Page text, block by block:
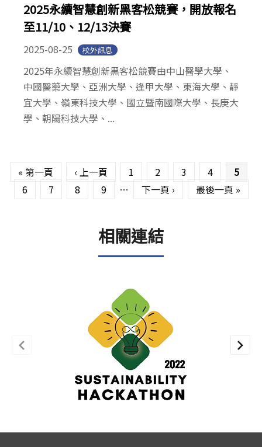
2025永續智慧創新黑客松競賽，開放報名
至11/10、12/13決賽
2025-08-25 校外訊息
2025年永續智慧創新黑客松競賽由中山醫學大學、
中國醫藥大學、亞洲大學、逢甲大學、東海大學、靜
宜大學、嶺東科技大學、國立暨南國際大學、長庚大
學、朝陽科技大學、...
« 第一頁 ‹ 上一頁 1 2 3 4
5
6
7 8 9 … 下一頁 › 最後一頁 »
相關連結